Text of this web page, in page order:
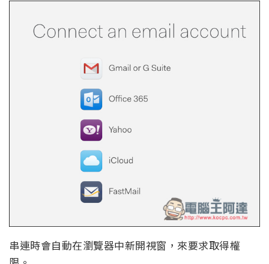
串連時會自動在瀏覽器中新開視窗，來要求取得權